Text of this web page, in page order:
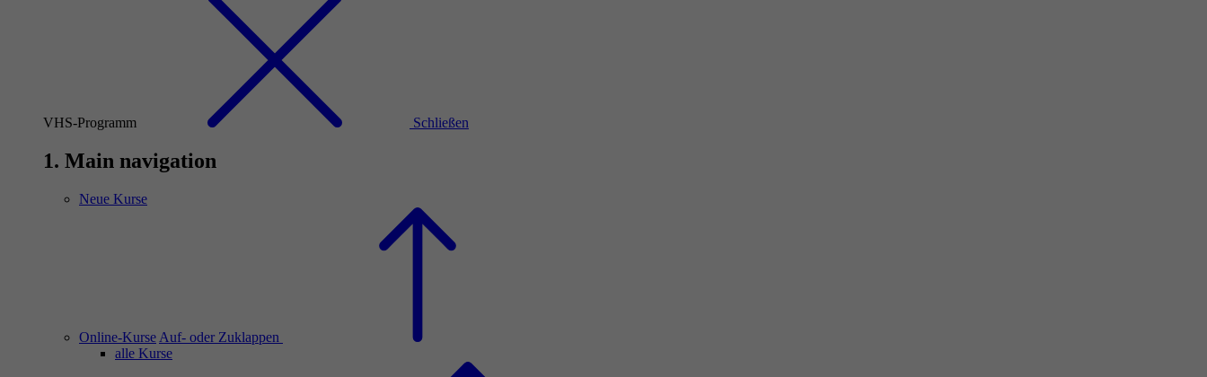
VHS-Programm Schließen
1. Main navigation
Neue Kurse
Online-Kurse Auf- oder Zuklappen
alle Kurse